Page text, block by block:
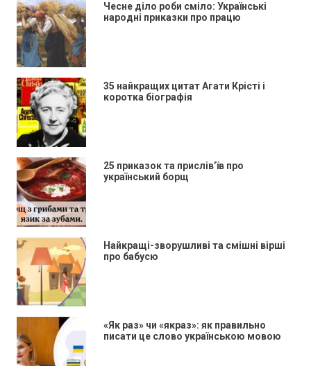
Чесне діло роби сміло: Українські
народні приказки про працю
35 найкращих цитат Агати Крісті і
коротка біографія
25 приказок та прислів’їв про
український борщ
Найкращі-зворушливі та смішні вірші
про бабусю
«Як раз» чи «якраз»: як правильно
писати це слово українською мовою